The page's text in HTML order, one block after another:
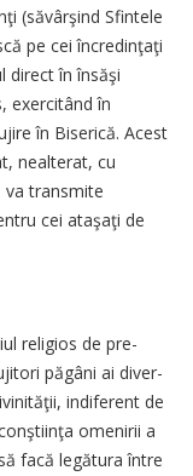
(să­vâr­şind Sfintele
pe cei încredinţaţi
di­rect în însăşi
e­xer­­citând în
în Biserică. Acest
nealterat, cu
va tran­smite
cei a­ta­şaţi de
religios de pre­
păgâni ai di­ver­
indife­rent de
o­me­nirii a
facă le­gă­tura între